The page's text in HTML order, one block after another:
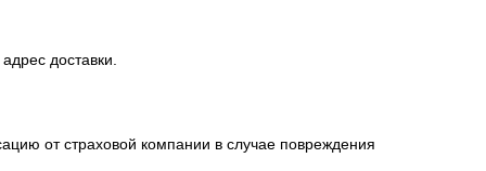
доставки.
от страховой компании в случае повреждения